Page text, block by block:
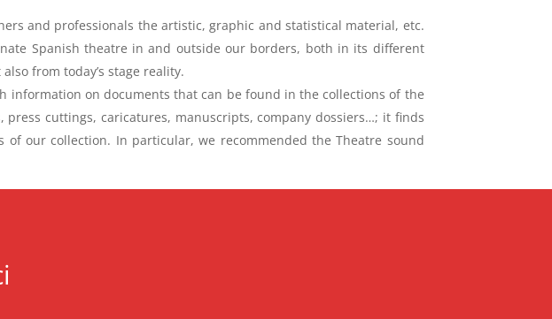
and professionals the artistic, graphic and statistical material, etc.
Spanish theatre in and outside our borders, both in its different
from today’s stage reality.
information on documents that can be found in the collections of the
cuttings, caricatures, manuscripts, company dossiers…; it finds
our collection. In particular, we recommended the Theatre sound